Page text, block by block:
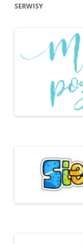
SERWISY